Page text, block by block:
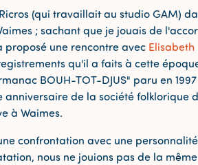
Ricros (qui travaillait au studio GAM)
; sachant que je jouais de
proposé une rencontre avec Elisabeth
qu'il a faits à cette
BOUH-TOT-DJUS" paru en
anniversaire de la société folklorique
à Waimes.
confrontation avec une
nous ne jouions pas de la même